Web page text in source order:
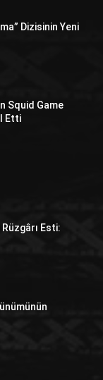
Dizisinin Yeni
Squid Game
Etti
Esti: